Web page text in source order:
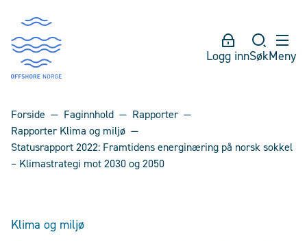
Logg innSøkMeny
Forside Faginnhold
Rapporter
Rapporter Klima og miljø
Statusrapport 2022: Framtidens energinæring på norsk sokkel
– Klimastrategi mot 2030 og 2050
Klima og miljø